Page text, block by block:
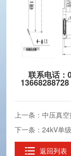
联系电话：
13668288728
上一条：中压真
下一条：24kV单
返回列表